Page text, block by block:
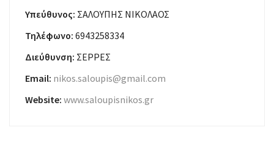
Υπεύθυνος: ΣΑΛΟΥΠΗΣ ΝΙΚΟΛΑΟΣ
Τηλέφωνο: 6943258334
Διεύθυνση: ΣΕΡΡΕΣ
Email: nikos.saloupis@gmail.com
Website: www.saloupisnikos.gr